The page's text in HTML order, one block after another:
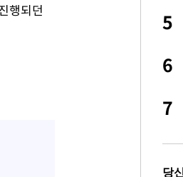
행되던
이정원 앞 즐비한 근조화환, 왜?[뉴
5
6
7